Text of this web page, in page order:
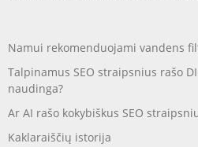
Namui rekomenduojami vandens
Talpinamus SEO straipsnius rašo
naudinga?
Ar AI rašo kokybiškus SEO
Kaklaraiščių istorija